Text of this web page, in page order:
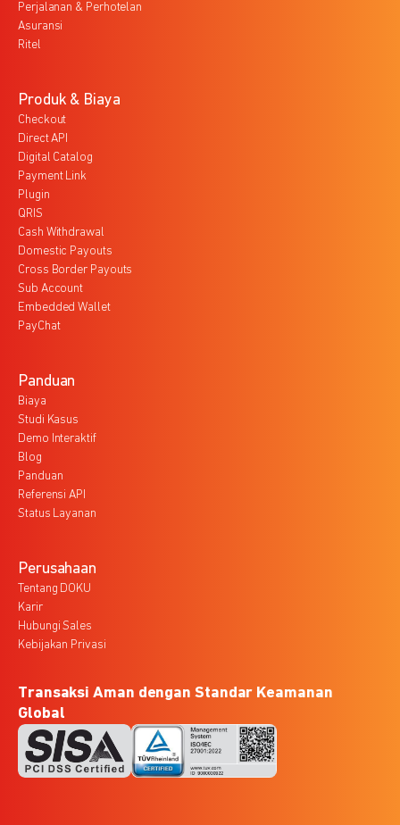
Perjalanan & Perhotelan
Asuransi
Ritel
Produk & Biaya
Checkout
Direct API
Digital Catalog
Payment Link
Plugin
QRIS
Cash Withdrawal
Domestic Payouts
Cross Border Payouts
Sub Account
Embedded Wallet
PayChat
Panduan
Biaya
Studi Kasus
Demo Interaktif
Blog
Panduan
Referensi API
Status Layanan
Perusahaan
Tentang DOKU
Karir
Hubungi Sales
Kebijakan Privasi
Transaksi Aman dengan Standar Keamanan
Global